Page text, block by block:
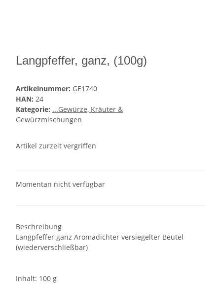
Langpfeffer, ganz, (100g)
Artikelnummer: GE1740
HAN: 24
Kategorie: ...Gewürze, Kräuter &
Gewürzmischungen
Artikel zurzeit vergriffen
Momentan nicht verfügbar
Beschreibung
Langpfeffer ganz Aromadichter versiegelter Beutel
(wiederverschließbar)
Inhalt: 100 g